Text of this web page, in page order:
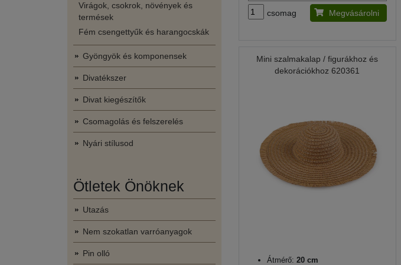
Virágok, csokrok, növények és
termések
Fém csengettyűk és harangocskák
Gyöngyök és komponensek
Divatékszer
Divat kiegészítők
Csomagolás és felszerelés
Nyári stílusod
Ötletek Önöknek
Utazás
Nem szokatlan varróanyagok
Pin olló
csomag Megvásárolni
Mini szalmakalap / figurákhoz és
dekorációkhoz 620361
Átmérő: 20 cm